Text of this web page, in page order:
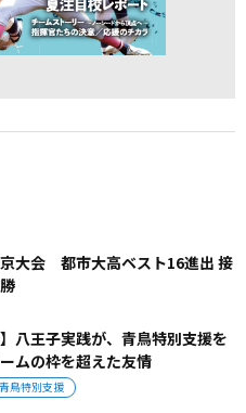
京大会 都市大高ベスト16進出 接
八王子実践が、青鳥特別支援を
ムの枠を超えた友情
青鳥特別支援